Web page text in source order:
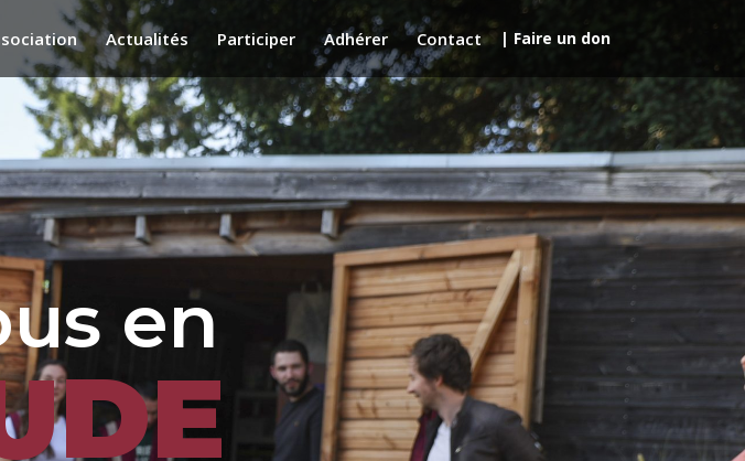
Actualités Participer Adhérer Contact | Faire un don
us en
DE